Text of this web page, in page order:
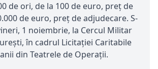
de ori, de la 100 de euro, preț de
de euro, preț de adjudecare. S-
1 noiembrie, la Cercul Militar
în cadrul Licitației Caritabile
din Teatrele de Operații.